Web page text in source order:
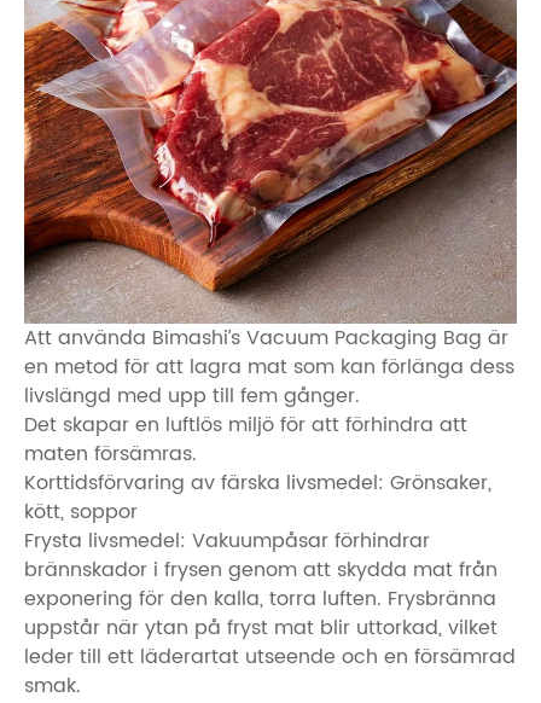
Att använda Bimashi’s Vacuum Packaging Bag är
en metod för att lagra mat som kan förlänga dess
livslängd med upp till fem gånger.
Det skapar en luftlös miljö för att förhindra att
maten försämras.
Korttidsförvaring av färska livsmedel: Grönsaker,
kött, soppor
Frysta livsmedel: Vakuumpåsar förhindrar
brännskador i frysen genom att skydda mat från
exponering för den kalla, torra luften. Frysbränna
uppstår när ytan på fryst mat blir uttorkad, vilket
leder till ett läderartat utseende och en försämrad
smak.